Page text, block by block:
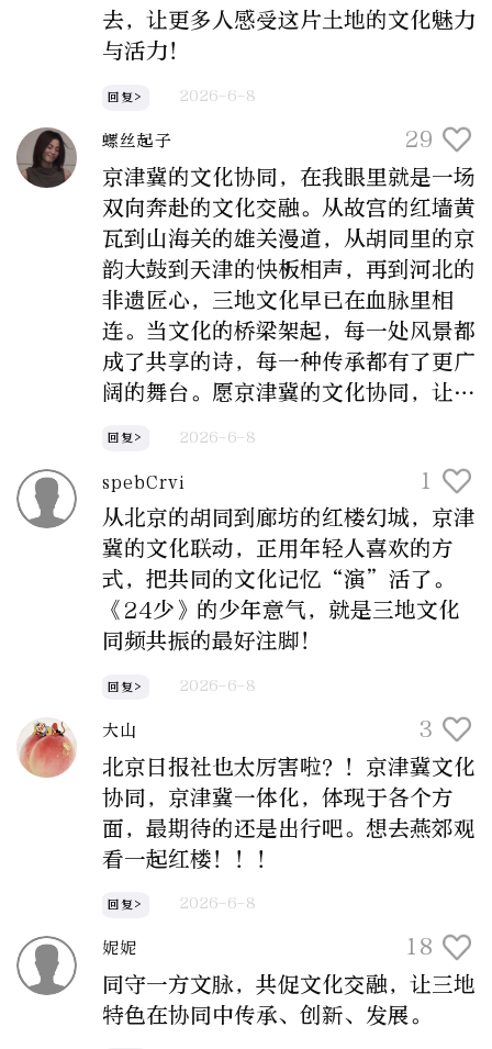
去，让更多人感受这片土地的文化魅力
与活力！
回复> 2026-6-8
螺丝起子
29
京津冀的文化协同，在我眼里就是一场
双向奔赴的文化交融。从故宫的红墙黄
瓦到山海关的雄关漫道，从胡同里的京
韵大鼓到天津的快板相声，再到河北的
非遗匠心，三地文化早已在血脉里相
连。当文化的桥梁架起，每一处风景都
成了共享的诗，每一种传承都有了更广
阔的舞台。愿京津冀的文化协同，让更
回复> 2026-6-8
spebCrvi
1
从北京的胡同到廊坊的红楼幻城，京津
冀的文化联动，正用年轻人喜欢的方
式，把共同的文化记忆“演”活了。
《24少》的少年意气，就是三地文化
同频共振的最好注脚！
回复> 2026-6-8
大山
3
北京日报社也太厉害啦？！京津冀文化
协同，京津冀一体化，体现于各个方
面，最期待的还是出行吧。想去燕郊观
看一起红楼！！！
回复> 2026-6-8
妮妮
18
同守一方文脉，共促文化交融，让三地
特色在协同中传承、创新、发展。